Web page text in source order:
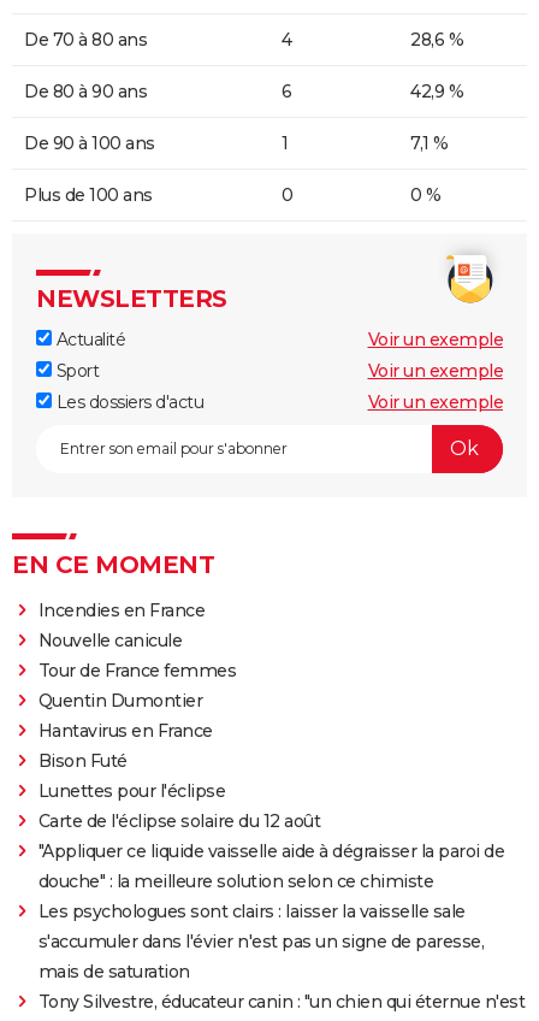
De 70 à 80 ans 4 28,6 %
De 80 à 90 ans 6 42,9 %
De 90 à 100 ans 1 7,1 %
Plus de 100 ans 0 0 %
NEWSLETTERS
Actualité
Voir un exemple
Sport
Voir un exemple
Les dossiers d'actu
Voir un exemple
EN CE MOMENT
Incendies en France
Nouvelle canicule
Tour de France femmes
Quentin Dumontier
Hantavirus en France
Bison Futé
Lunettes pour l'éclipse
Carte de l'éclipse solaire du 12 août
"Appliquer ce liquide vaisselle aide à dégraisser la paroi de
douche" : la meilleure solution selon ce chimiste
Les psychologues sont clairs : laisser la vaisselle sale
s'accumuler dans l'évier n'est pas un signe de paresse,
mais de saturation
Tony Silvestre, éducateur canin : "un chien qui éternue n'est